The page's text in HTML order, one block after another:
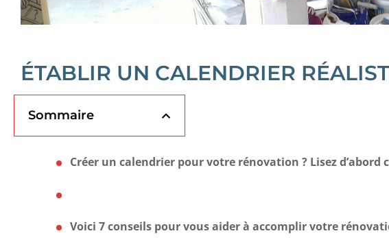
ÉTABLIR UN CALENDRIER
Sommaire
Créer un calendrier pour votre rénovation ? Lisez d’abord
Voici 7 conseils pour vous aider à accomplir votre